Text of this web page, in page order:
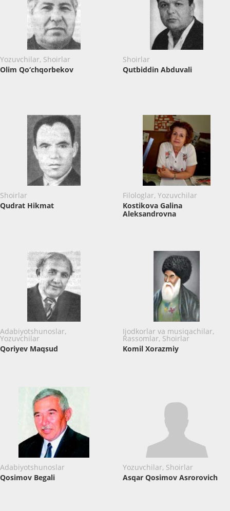
Yozuvchilar, Shoirlar
Olim Qo‘chqorbekov
Shoirlar
Qutbiddin Abduvali
Shoirlar
Qudrat Hikmat
Filologlar, Yozuvchilar
Kostikova Galina
Aleksandrovna
Adabiyotshunoslar,
Yozuvchilar
Qoriyev Maqsud
Ijodkorlar va musiqachilar,
Rassomlar, Shoirlar
Komil Xorazmiy
Adabiyotshunoslar
Qosimov Begali
Yozuvchilar, Shoirlar
Asqar Qosimov Asrorovich